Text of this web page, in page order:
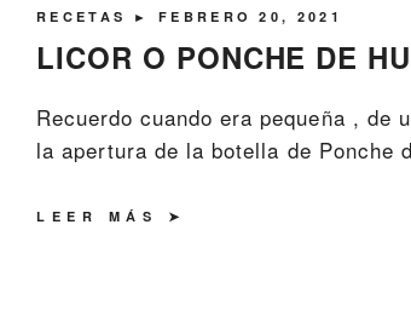
RECETAS ► FEBRERO 20, 2021
LICOR O PONCHE DE
Recuerdo cuando era pequeña , de
la apertura de la botella de Ponche
LEER MÁS